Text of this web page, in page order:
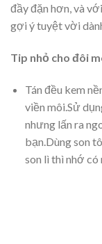
đầy đặn hơn, và
gợi ý tuyệt vời
Tip nhỏ cho đôi
Tán đều kem
viền môi.Sử
nhưng lấn ra
bạn.Dùng son
son lì thì nhớ có